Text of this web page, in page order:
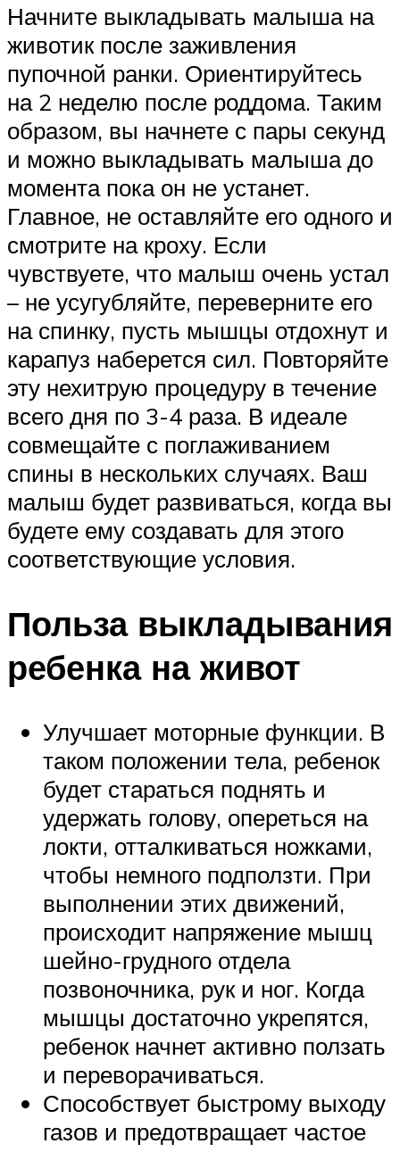
Начните выкладывать малыша на
животик после заживления
пупочной ранки. Ориентируйтесь
на 2 неделю после роддома. Таким
образом, вы начнете с пары секунд
и можно выкладывать малыша до
момента пока он не устанет.
Главное, не оставляйте его одного и
смотрите на кроху. Если
чувствуете, что малыш очень устал
– не усугубляйте, переверните его
на спинку, пусть мышцы отдохнут и
карапуз наберется сил. Повторяйте
эту нехитрую процедуру в течение
всего дня по 3-4 раза. В идеале
совмещайте с поглаживанием
спины в нескольких случаях. Ваш
малыш будет развиваться, когда вы
будете ему создавать для этого
соответствующие условия.
Польза выкладывания
ребенка на живот
Улучшает моторные функции. В
таком положении тела, ребенок
будет стараться поднять и
удержать голову, опереться на
локти, отталкиваться ножками,
чтобы немного подползти. При
выполнении этих движений,
происходит напряжение мышц
шейно-грудного отдела
позвоночника, рук и ног. Когда
мышцы достаточно укрепятся,
ребенок начнет активно ползать
и переворачиваться.
Способствует быстрому выходу
газов и предотвращает частое